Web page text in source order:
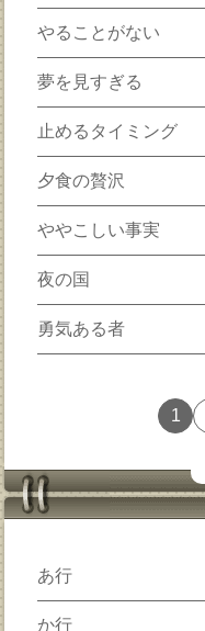
やることがない
夢を見すぎる
止めるタイミング
夕食の贅沢
ややこしい事実
夜の国
勇気ある者
1
あ行
か行